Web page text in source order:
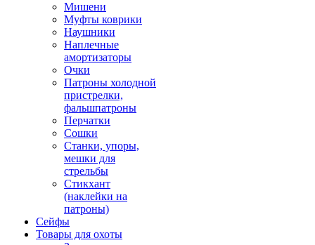
Мишени
Муфты коврики
Наушники
Наплечные
амортизаторы
Очки
Патроны холодной
пристрелки,
фальшпатроны
Перчатки
Сошки
Станки, упоры,
мешки для
стрельбы
Стикхант
(наклейки на
патроны)
Сейфы
Товары для охоты